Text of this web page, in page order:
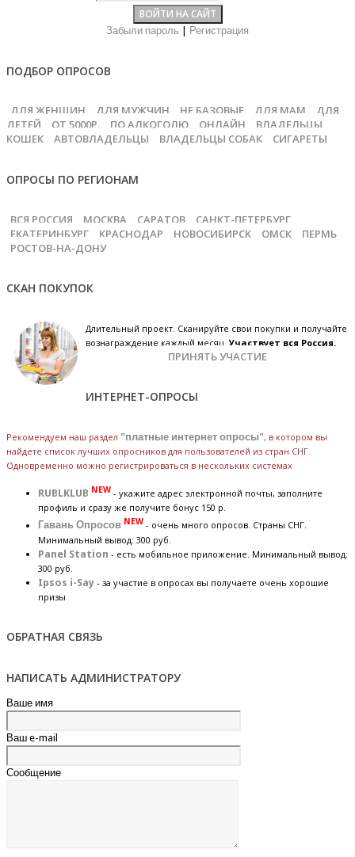
Забыли пароль Регистрация
ПОДБОР ОПРОСОВ
ДЛЯ ЖЕНЩИН ДЛЯ МУЖЧИН НЕ БАЗОВЫЕ ДЛЯ МАМ
ДЛЯ
ДЕТЕЙ
ОТ 5000Р. ПО АЛКОГОЛЮ ОНЛАЙН
ВЛАДЕЛЬЦЫ
КОШЕК
АВТОВЛАДЕЛЬЦЫ ВЛАДЕЛЬЦЫ СОБАК СИГАРЕТЫ
ОПРОСЫ ПО РЕГИОНАМ
ВСЯ РОССИЯ МОСКВА САРАТОВ
САНКТ-ПЕТЕРБУРГ
ЕКАТЕРИНБУРГ
КРАСНОДАР НОВОСИБИРСК ОМСК
ПЕРМЬ
РОСТОВ-НА-ДОНУ
СКАН ПОКУПОК
Длительный проект. Сканируйте свои покупки и получайте
вознаграждение каждый месяц.Участвует вся Россия.
ПРИНЯТЬ УЧАСТИЕ
ИНТЕРНЕТ-ОПРОСЫ
Рекомендуем наш раздел "платные интернет опросы", в котором вы
найдете список лучших опросников для пользователей из стран СНГ.
Одновременно можно регистрироваться в нескольких системах
RUBLKLUB NEW - укажите адрес электронной почты, заполните
профиль и сразу же получите бонус 150 р.
Гавань Опросов NEW - очень много опросов. Страны СНГ.
Минимальный вывод: 300 руб.
Panel Station - есть мобильное приложение. Минимальный вывод:
300 руб.
Ipsos i-Say - за участие в опросах вы получаете очень хорошие
призы
ОБРАТНАЯ СВЯЗЬ
НАПИСАТЬ АДМИНИСТРАТОРУ
Ваше имя
Ваш e-mail
Сообщение